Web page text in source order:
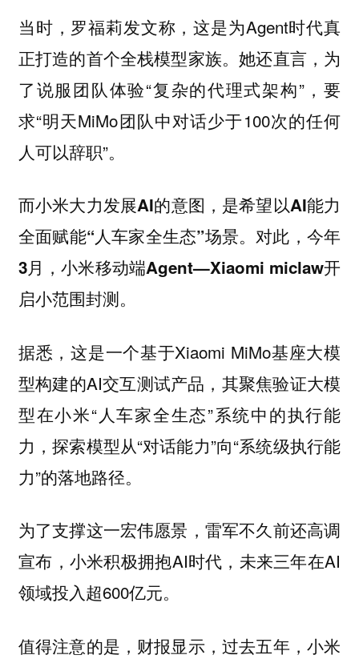
当时，罗福莉发文称，这是为Agent时代真
正打造的首个全栈模型家族。她还直言，为
了说服团队体验“复杂的代理式架构”，要
求“明天MiMo团队中对话少于100次的任何
人可以辞职”。
而小米大力发展AI的意图，是希望以AI能力
全面赋能“人车家全生态”场景。对此，今年
3月，小米移动端Agent—Xiaomi miclaw开
启小范围封测。
据悉，这是一个基于Xiaomi MiMo基座大模
型构建的AI交互测试产品，其聚焦验证大模
型在小米“人车家全生态”系统中的执行能
力，探索模型从“对话能力”向“系统级执行能
力”的落地路径。
为了支撑这一宏伟愿景，雷军不久前还高调
宣布，小米积极拥抱AI时代，未来三年在AI
领域投入超600亿元。
值得注意的是，财报显示，过去五年，小米